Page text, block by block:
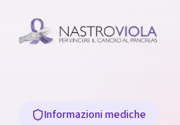
Informazioni mediche